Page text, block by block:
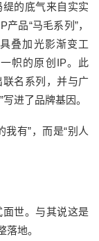
的底气来自实实
品“马毛系列”，
叠加光影渐变工
帜的原创IP。此
名系列，并与广
进了品牌基因。
有”，而是“别人
面世。与其说这是
地。